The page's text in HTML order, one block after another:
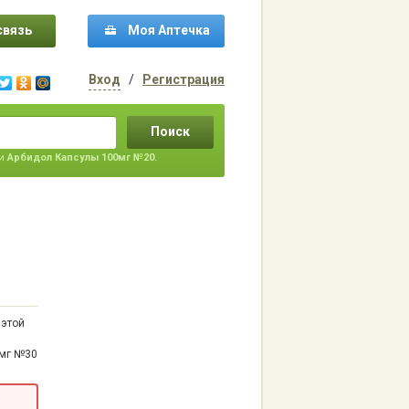
Моя Аптечка
Вход / Регистрация
Поиск
Арбидол Капсулы 100мг №20.
№30